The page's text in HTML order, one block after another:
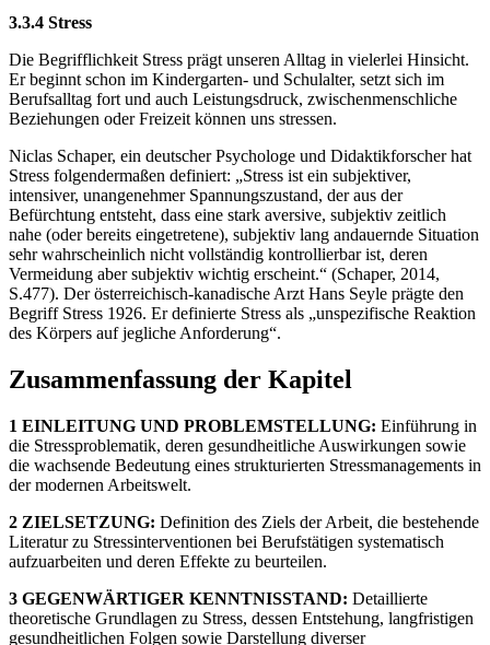
3.3.4 Stress
Die Begrifflichkeit Stress prägt unseren Alltag in vielerlei Hinsicht.
Er beginnt schon im Kindergarten- und Schulalter, setzt sich im
Berufsalltag fort und auch Leistungsdruck, zwischenmenschliche
Beziehungen oder Freizeit können uns stressen.
Niclas Schaper, ein deutscher Psychologe und Didaktikforscher hat
Stress folgendermaßen definiert: „Stress ist ein subjektiver,
intensiver, unangenehmer Spannungszustand, der aus der
Befürchtung entsteht, dass eine stark aversive, subjektiv zeitlich
nahe (oder bereits eingetretene), subjektiv lang andauernde Situation
sehr wahrscheinlich nicht vollständig kontrollierbar ist, deren
Vermeidung aber subjektiv wichtig erscheint.“ (Schaper, 2014,
S.477). Der österreichisch-kanadische Arzt Hans Seyle prägte den
Begriff Stress 1926. Er definierte Stress als „unspezifische Reaktion
des Körpers auf jegliche Anforderung“.
Zusammenfassung der Kapitel
1 EINLEITUNG UND PROBLEMSTELLUNG: Einführung in
die Stressproblematik, deren gesundheitliche Auswirkungen sowie
die wachsende Bedeutung eines strukturierten Stressmanagements in
der modernen Arbeitswelt.
2 ZIELSETZUNG: Definition des Ziels der Arbeit, die bestehende
Literatur zu Stressinterventionen bei Berufstätigen systematisch
aufzuarbeiten und deren Effekte zu beurteilen.
3 GEGENWÄRTIGER KENNTNISSTAND: Detaillierte
theoretische Grundlagen zu Stress, dessen Entstehung, langfristigen
gesundheitlichen Folgen sowie Darstellung diverser